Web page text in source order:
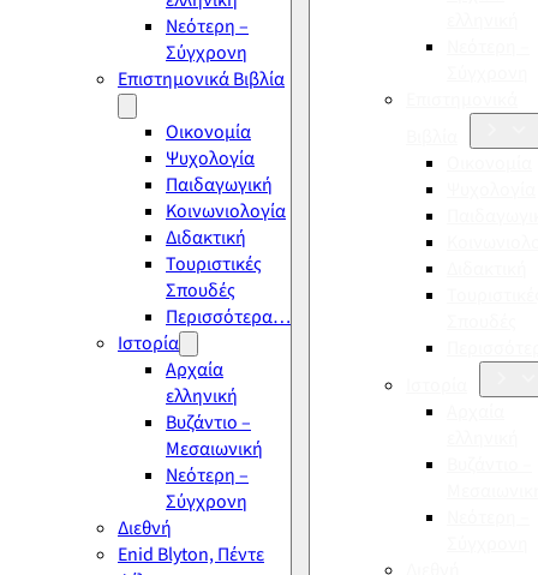
Νεότερη –
Σύγχρονη
Επιστημονικά Βιβλία
Οικονομία
Ψυχολογία
Παιδαγωγική
Κοινωνιολογία
Διδακτική
Τουριστικές
Σπουδές
Περισσότερα…
Ιστορία
Αρχαία
ελληνική
Βυζάντιο –
Μεσαιωνική
Νεότερη –
Σύγχρονη
Διεθνή
Enid Blyton, Πέντε